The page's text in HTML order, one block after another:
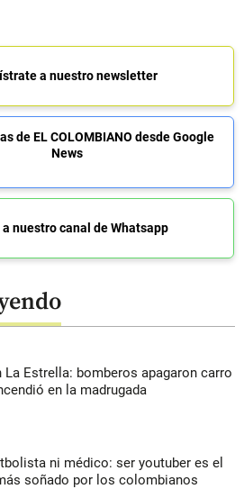
a nuestro newsletter
de EL COLOMBIANO desde Google
News
a nuestro canal de Whatsapp
La Estrella: bomberos apagaron carro
en la madrugada
ni médico: ser youtuber es el
soñado por los colombianos